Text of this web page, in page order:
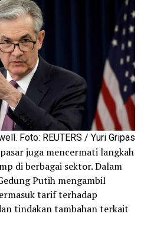
Foto: REUTERS / Yuri Gripas
juga mencermati langkah
di berbagai sektor. Dalam
Putih mengambil
tarif terhadap
tindakan tambahan terkait